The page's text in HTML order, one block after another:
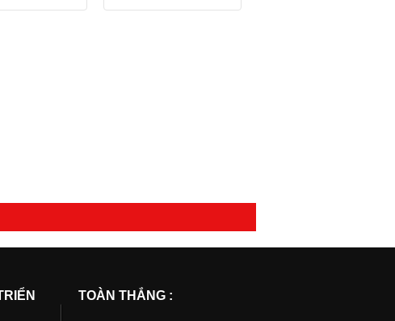
TOÀN THẮNG :